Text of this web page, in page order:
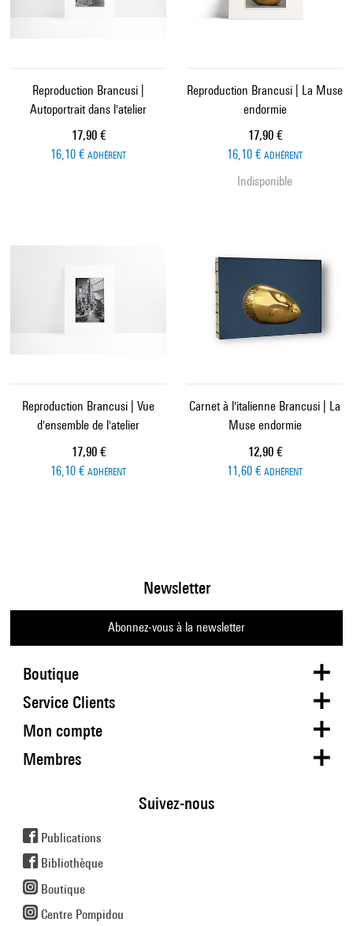
Reproduction Brancusi |
Autoportrait dans l'atelier
Prix ​​actuel
17,90 €
16,10 € ADHÉRENT
Reproduction Brancusi | La Muse
endormie
Prix ​​actuel
17,90 €
16,10 € ADHÉRENT
Indisponible
Reproduction Brancusi | Vue
d'ensemble de l'atelier
Prix ​​actuel
17,90 €
16,10 € ADHÉRENT
Carnet à l'italienne Brancusi | La
Muse endormie
Prix ​​actuel
12,90 €
11,60 € ADHÉRENT
Boutique
Newsletter
Abonnez-vous à la newsletter
Service Clients
Mon compte
Membres
Suivez-nous
Publications
Bibliothèque
Boutique
Centre Pompidou